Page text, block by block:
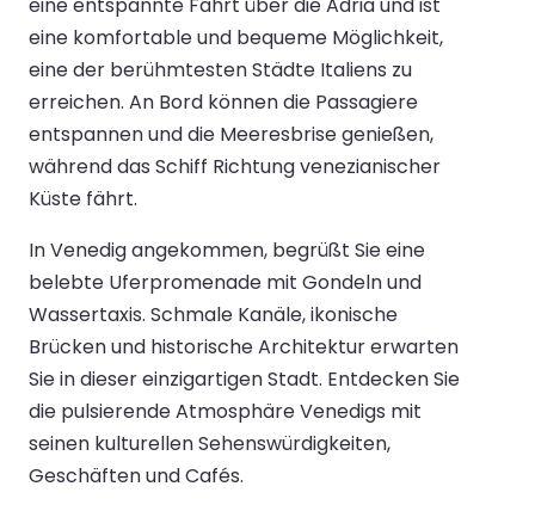
eine komfortable und bequeme Möglichkeit,
eine der berühmtesten Städte Italiens zu
erreichen. An Bord können die Passagiere
entspannen und die Meeresbrise genießen,
während das Schiff Richtung venezianischer
Küste fährt.
In Venedig angekommen, begrüßt Sie eine
belebte Uferpromenade mit Gondeln und
Wassertaxis. Schmale Kanäle, ikonische
Brücken und historische Architektur erwarten
Sie in dieser einzigartigen Stadt. Entdecken Sie
die pulsierende Atmosphäre Venedigs mit
seinen kulturellen Sehenswürdigkeiten,
Geschäften und Cafés.